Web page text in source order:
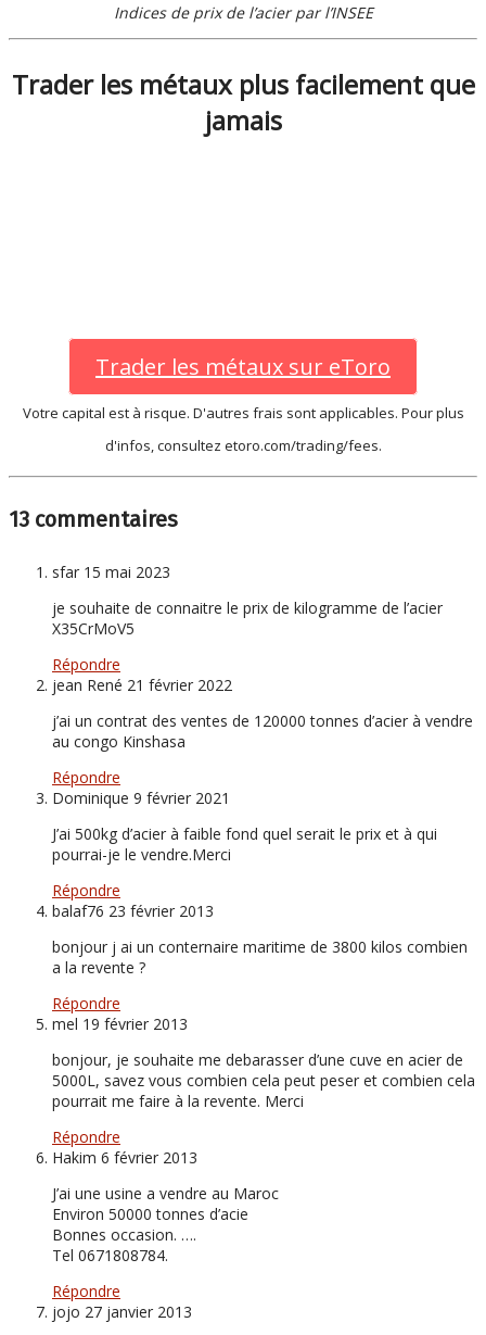
Indices de prix de l’acier par l’INSEE
Trader les métaux plus facilement que
jamais
Trader les métaux sur eToro
Votre capital est à risque. D'autres frais sont applicables. Pour plus
d'infos, consultez etoro.com/trading/fees.
13 commentaires
sfar 15 mai 2023
je souhaite de connaitre le prix de kilogramme de l’acier
X35CrMoV5
Répondre
jean René 21 février 2022
j’ai un contrat des ventes de 120000 tonnes d’acier à vendre
au congo Kinshasa
Répondre
Dominique 9 février 2021
J’ai 500kg d’acier à faible fond quel serait le prix et à qui
pourrai-je le vendre.Merci
Répondre
balaf76 23 février 2013
bonjour j ai un conternaire maritime de 3800 kilos combien
a la revente ?
Répondre
mel 19 février 2013
bonjour, je souhaite me debarasser d’une cuve en acier de
5000L, savez vous combien cela peut peser et combien cela
pourrait me faire à la revente. Merci
Répondre
Hakim 6 février 2013
J’ai une usine a vendre au Maroc
Environ 50000 tonnes d’acie
Bonnes occasion. ….
Tel 0671808784.
Répondre
jojo 27 janvier 2013